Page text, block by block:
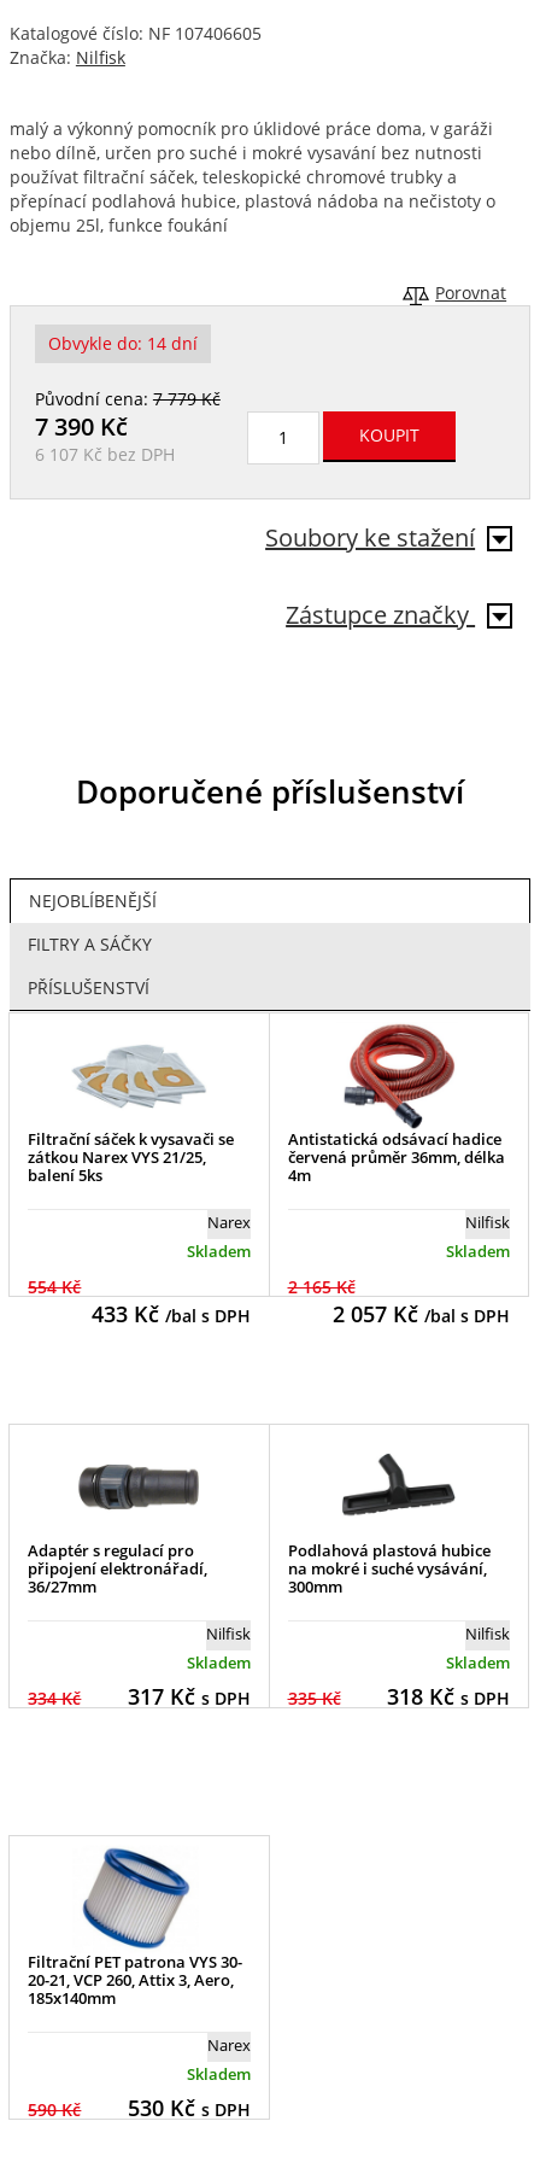
Katalogové číslo: NF 107406605
Značka: Nilfisk
malý a výkonný pomocník pro úklidové práce doma, v garáži
nebo dílně, určen pro suché i mokré vysavání bez nutnosti
používat filtrační sáček, teleskopické chromové trubky a
přepínací podlahová hubice, plastová nádoba na nečistoty o
objemu 25l, funkce foukání
Porovnat
Obvykle do: 14 dní
Původní cena:7 779 Kč
7 390Kč
6 107 Kč bez DPH
Soubory ke stažení
Zástupce značky
Doporučené příslušenství
NEJOBLÍBENĚJŠÍ
FILTRY A SÁČKY
PŘÍSLUŠENSTVÍ
Filtrační sáček k vysavači se
zátkou Narex VYS 21/25,
balení 5ks
Narex
Skladem
554 Kč
433Kč /bal s DPH
Antistatická odsávací hadice
červená průměr 36mm, délka
4m
Nilfisk
Skladem
2 165 Kč
2 057Kč /bal s DPH
Adaptér s regulací pro
připojení elektronářadí,
36/27mm
Nilfisk
Skladem
334 Kč 317Kč s DPH
Podlahová plastová hubice
na mokré i suché vysávání,
300mm
Nilfisk
Skladem
335 Kč 318Kč s DPH
Filtrační PET patrona VYS 30-
20-21, VCP 260, Attix 3, Aero,
185x140mm
Narex
Skladem
590 Kč 530Kč s DPH